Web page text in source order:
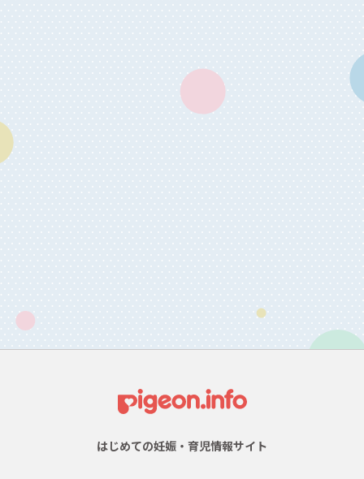
はじめての妊娠・育児情報サイト